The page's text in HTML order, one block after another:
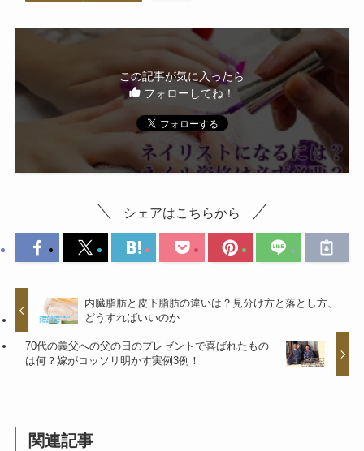
この記事が気に入ったら
フォローしてね！
シェアはこちらから
内臓脂肪と皮下脂肪の違いは？見分け方と落とし方、
どうすればいいのか
70代の義父への父の日のプレゼントで喜ばれたもの
は何？嫁がコッソリ明かす実例3例！
関連記事